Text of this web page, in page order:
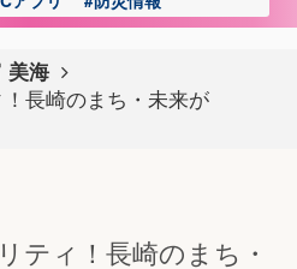
美海
長崎のまち・未来が
ティ！長崎のまち・